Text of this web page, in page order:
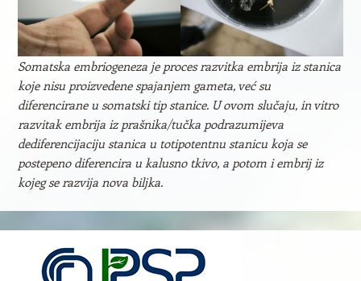
Somatska embriogeneza je proces razvitka embrija iz stanica
koje nisu proizvedene spajanjem gameta, već su
diferencirane u somatski tip stanice. U ovom slučaju, in vitro
razvitak embrija iz prašnika/tučka podrazumijeva
dediferencijaciju stanica u totipotentnu stanicu koja se
postepeno diferencira u kalusno tkivo, a potom i embrij iz
kojeg se razvija nova biljka.